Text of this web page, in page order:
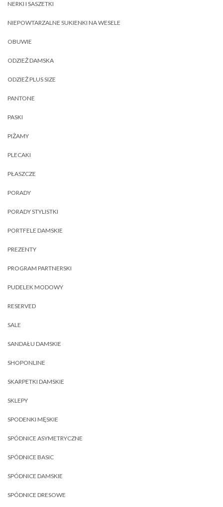
NERKI I SASZETKI
NIEPOWTARZALNE SUKIENKI NA WESELE
OBUWIE
ODZIEŻ DAMSKA
ODZIEŻ PLUS SIZE
PANTONE
PASKI
PIŻAMY
PLECAKI
PŁASZCZE
PORADY
PORADY STYLISTKI
PORTFELE DAMSKIE
PREZENTY
PROGRAM PARTNERSKI
PUDELEK MODOWY
RESERVED
SALE
SANDAŁU DAMSKIE
SHOPONLINE
SKARPETKI DAMSKIE
SKLEPY
SPODENKI MĘSKIE
SPÓDNICE ASYMETRYCZNE
SPÓDNICE BASIC
SPÓDNICE DAMSKIE
SPÓDNICE DRESOWE